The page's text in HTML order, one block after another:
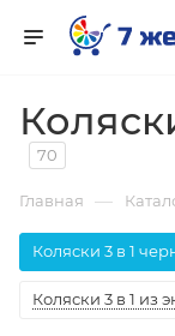
70
Главная —
Коляски 3 в 1 из
Коляски 3 в 1